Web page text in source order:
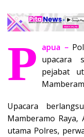
P apua –
upacara
pejabat
Upacara
Mamberamo
utama Polres,